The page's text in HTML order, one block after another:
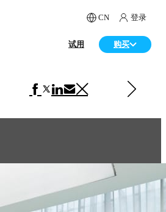
CN 登录
试用 购买
Attefallshus